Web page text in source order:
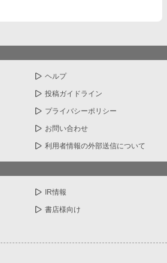
ヘルプ
投稿ガイドライン
プライバシーポリシー
お問い合わせ
利用者情報の外部送信について
IR情報
書店様向け